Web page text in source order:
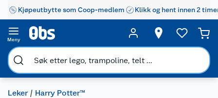
Kjøpeutbytte som Coop-medlem Klikk og hent innen 2
Meny
Leker Harry Potter™